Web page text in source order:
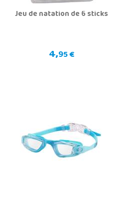
Jeu de natation de 6 sticks
4,95 €